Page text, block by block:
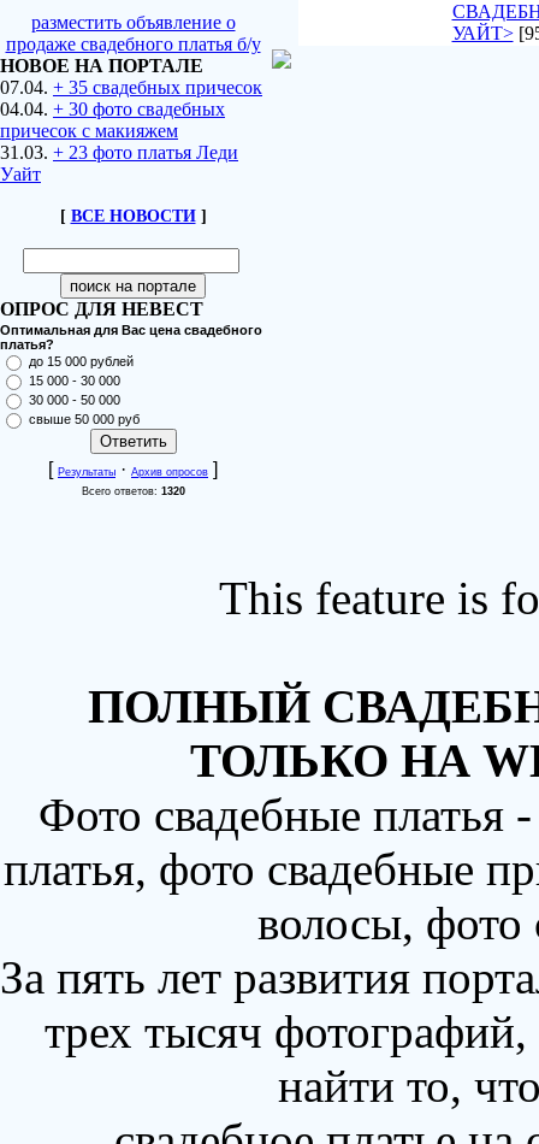
разместить объявление о
продаже свадебного платья б/у
НОВОЕ НА ПОРТАЛЕ
07.04. + 35 свадебных причесок
04.04. + 30 фото свадебных
причесок с макияжем
31.03. + 23 фото платья Леди
Уайт
[ ВСЕ НОВОСТИ]
ОПРОС ДЛЯ НЕВЕСТ
Оптимальная для Вас цена свадебного
платья?
до 15 000 рублей
15 000 - 30 000
30 000 - 50 000
свыше 50 000 руб
[ Результаты · Архив опросов ]
Всего ответов: 1320
УАЙТ>
This feature is
ПОЛНЫЙ
ТОЛЬКО НА
Фото свадебные
платья, фото свадебные
волосы,
За пять лет развития
трех тысяч
найти то,